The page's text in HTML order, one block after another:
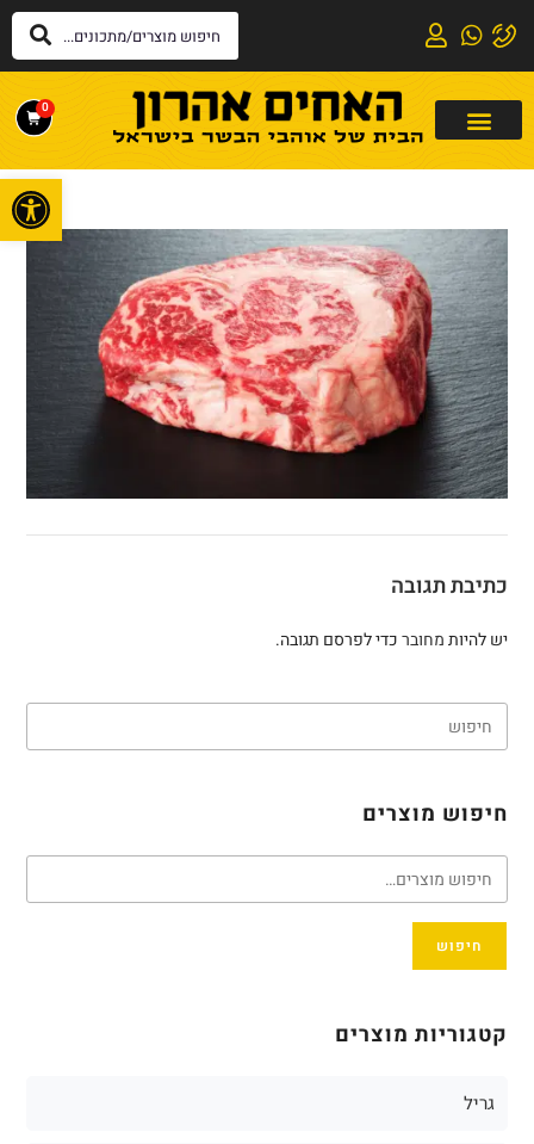
0
כתיבת תגובה
יש להיותמחוברכדי לפרסם תגובה.
חיפוש מוצרים
חיפוש
קטגוריות מוצרים
גריל